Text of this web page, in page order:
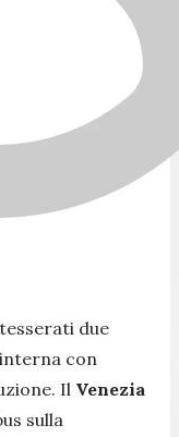
due
con
Il Venezia
sulla